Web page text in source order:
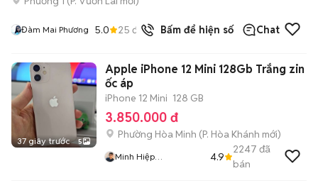
Đàm Mai Phương 5.0 25 đã bánBấm để hiện số Chat
37 giây trước 5
Apple iPhone 12 Mini 128Gb Trắng zin
ốc áp
iPhone 12 Mini 128 GB
3.850.000 đ
Phường Hòa Minh (P. Hòa Khánh mới)
Minh Hiệp
4.9
2247 đã
bán